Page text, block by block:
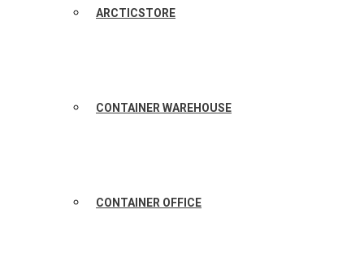
ARCTICSTORE
CONTAINER WAREHOUSE
CONTAINER OFFICE